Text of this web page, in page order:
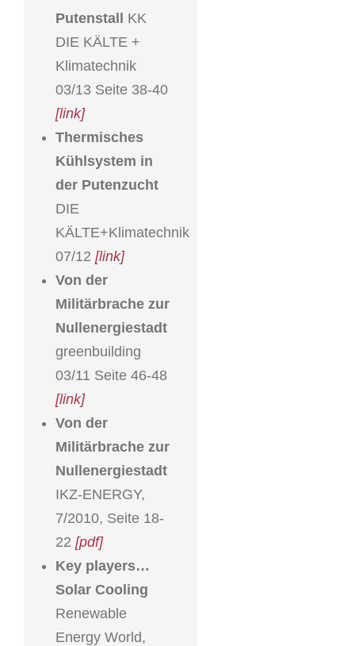
Putenstall KK
DIE KÄLTE +
Klimatechnik
03/13 Seite 38-40
[link]
Thermisches
Kühlsystem in
der Putenzucht
DIE
KÄLTE+Klimatechnik
07/12 [link]
Von der
Militärbrache zur
Nullenergiestadt
greenbuilding
03/11 Seite 46-48
[link]
Von der
Militärbrache zur
Nullenergiestadt
IKZ-ENERGY,
7/2010, Seite 18-
22 [pdf]
Key players…
Solar Cooling
Renewable
Energy World,